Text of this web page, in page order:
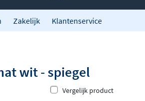
Zakelijk Klantenservice
wit - spiegel
Vergelijk product